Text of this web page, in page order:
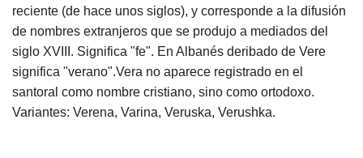
Niños
Padres
Calculadoras
reciente (de hace unos siglos), y corresponde a la difusión
de nombres extranjeros que se produjo a mediados del
siglo XVIII. Significa "fe". En Albanés deribado de Vere
significa "verano".Vera no aparece registrado en el
santoral como nombre cristiano, sino como ortodoxo.
Variantes: Verena, Varina, Veruska, Verushka.